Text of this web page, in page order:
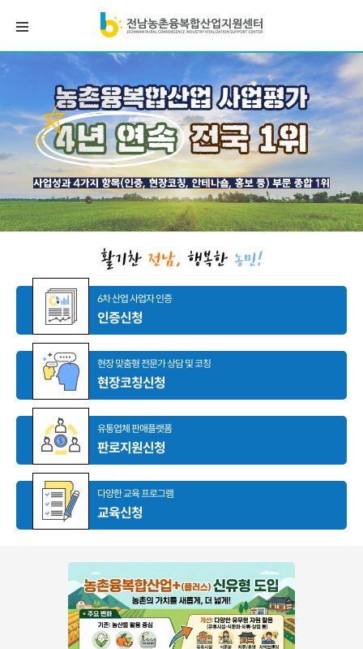
6차 산업 사업자 인증
인증신청
현장 맞춤형 전문가 상담 및 코칭
현장코칭신청
유통업체 판매플랫폼
판로지원신청
다양한 교육 프로그램
교육신청